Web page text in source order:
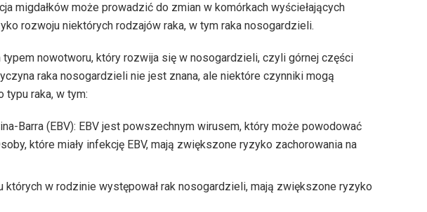
migdałków może prowadzić do zmian w komórkach wyściełających
rozwoju niektórych rodzajów raka, w tym raka nosogardzieli.
nowotworu, który rozwija się w nosogardzieli, czyli górnej części
raka nosogardzieli nie jest znana, ale niektóre czynniki mogą
raka, w tym:
Barra (EBV): EBV jest powszechnym wirusem, który może powodować
które miały infekcję EBV, mają zwiększone ryzyko zachorowania na
których w rodzinie występował rak nosogardzieli, mają zwiększone ryzyko